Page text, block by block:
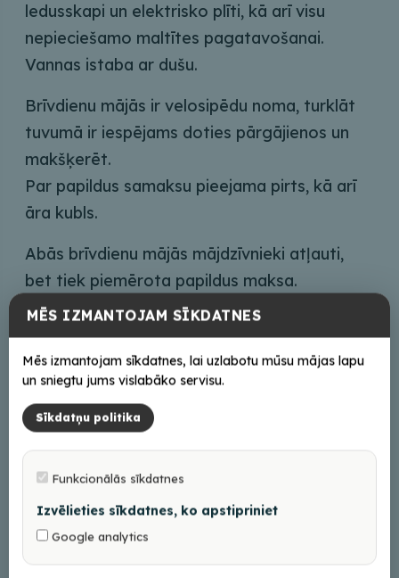
ledusskapi un elektrisko plīti, kā arī visu
nepieciešamo maltītes pagatavošanai.
Vannas istaba ar dušu.
Brīvdienu mājās ir velosipēdu noma, turklāt
tuvumā ir iespējams doties pārgājienos un
makšķerēt.
Par papildus samaksu pieejama pirts, kā arī
āra kubls.
Abās brīvdienu mājās mājdzīvnieki atļauti,
bet tiek piemērota papildus maksa.
Saimnieki var sazināties latviešu, angļu un
"Augstiene", Elkšņeva, Bērzkalnes pag., Balvu
Braukt
MĒS IZMANTOJAM SĪKDATNES
Mēs izmantojam sīkdatnes, lai uzlabotu mūsu mājas lapu
un sniegtu jums vislabāko servisu.
Sīkdatņu politika
Funkcionālās sīkdatnes
Izvēlieties sīkdatnes, ko apstipriniet
Google analytics